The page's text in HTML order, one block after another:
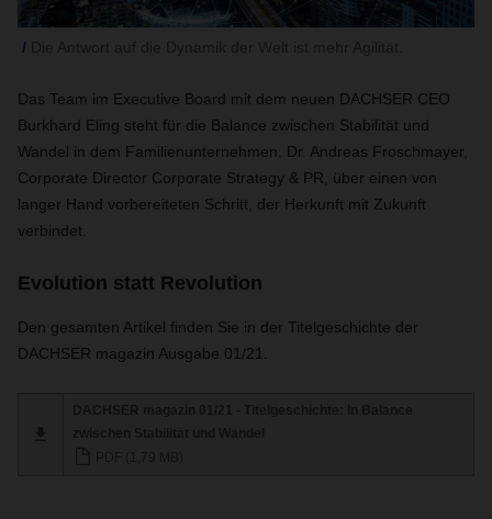
Das Team im Executive Board mit dem neuen DACHSER CEO
Burkhard Eling steht für die Balance zwischen Stabilität und
Wandel in dem Familienunternehmen. Dr. Andreas Froschmayer,
Corporate Director Corporate Strategy & PR, über einen von
langer Hand vorbereiteten Schritt, der Herkunft mit Zukunft
verbindet.
Evolution statt Revolution
Den gesamten Artikel finden Sie in der Titelgeschichte der
DACHSER magazin Ausgabe 01/21.